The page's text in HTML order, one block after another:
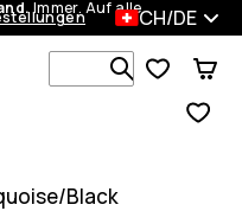
Immer. Auf alleCH/DE
Black